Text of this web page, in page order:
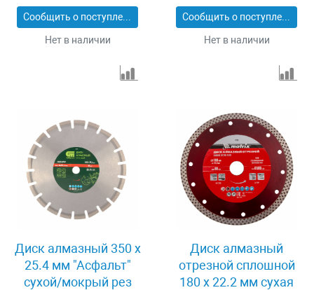
Сообщить о поступлении
Нет в наличии
Сообщить о поступлении
Нет в наличии
Диск алмазный 350 х
25.4 мм "Асфальт"
сухой/мокрый рез
Диск алмазный
отрезной сплошной
180 х 22.2 мм сухая